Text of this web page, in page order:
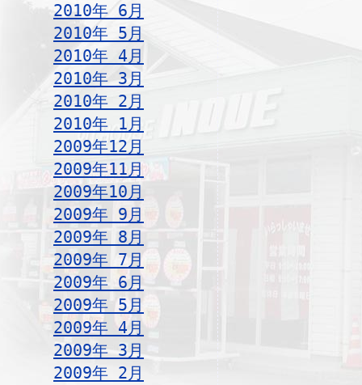
2010年 6月
2010年 5月
2010年 4月
2010年 3月
2010年 2月
2010年 1月
2009年12月
2009年11月
2009年10月
2009年 9月
2009年 8月
2009年 7月
2009年 6月
2009年 5月
2009年 4月
2009年 3月
2009年 2月